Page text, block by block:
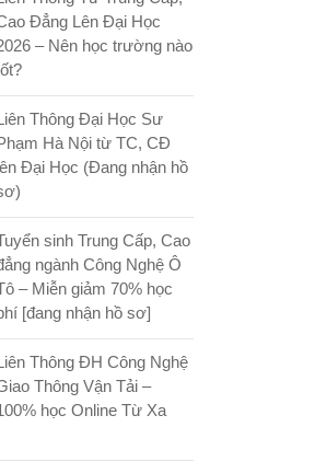
Đẳng Lên Đại Học
– Nên học trường nào
Thông Đại Học Sư
Hà Nội từ TC, CĐ
Đại Học (Đang nhận hồ
sinh Trung Cấp, Cao
ngành Công Nghệ Ô
– Miễn giảm 70% học
[đang nhận hồ sơ]
Thông ĐH Công Nghệ
Thông Vận Tải –
học Online Từ Xa